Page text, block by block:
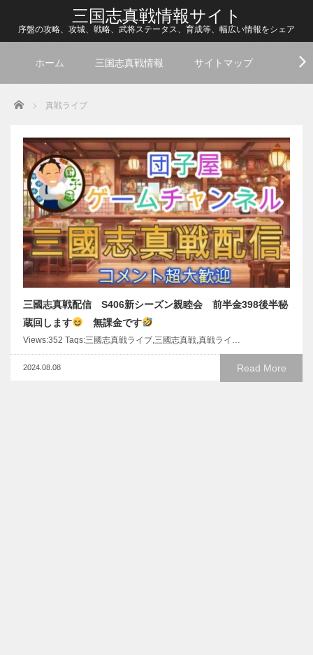
三国志真戦情報サイト
序盤の攻略、攻城、戦略、武将ステータス、育成等、幅広い情報をシェア
ホーム 三国志真戦情報 サイトマップ
Home 真戦ライブ
三國志真戦配信 S406新シーズン親睦会 前半金398後半秘
蔵回します
無課金です
Views:352 Taqs:三國志真戦ライブ,三國志真戦,真戦ライ…
Read More
2024.08.08